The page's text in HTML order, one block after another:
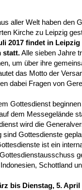
aller Welt haben den
Kirche zu Leipzig
2017 findet in
statt.Alle sieben Jahre
um über ihre
das Motto der
dabei Fragen von
Gottesdienst
dem Messegelände
wird die
sind Gottesdienste
ist ein
Schottland
bis Dienstag, 5.